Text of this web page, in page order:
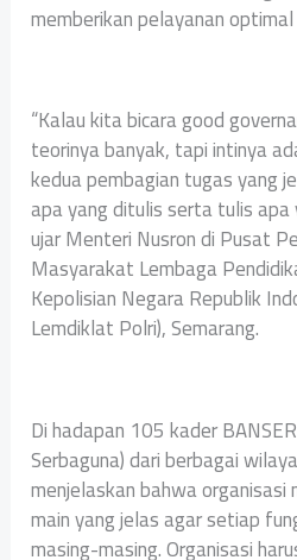
memberikan pelayanan
“Kalau kita bicara good
teorinya banyak, tapi intinya
kedua pembagian tugas yang
apa yang ditulis serta tulis apa
ujar Menteri Nusron di Pusat
Masyarakat Lembaga
Kepolisian Negara Republik
Lemdiklat Polri), Semarang.
Di hadapan 105 kader
Serbaguna) dari berbagai
menjelaskan bahwa
main yang jelas agar setiap
masing-masing. Organisasi